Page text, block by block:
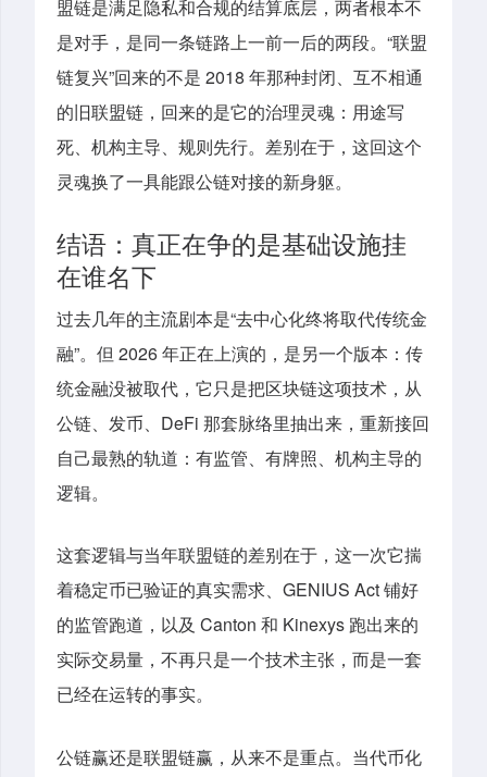
盟链是满足隐私和合规的结算底层，两者根本不
是对手，是同一条链路上一前一后的两段。“联盟
链复兴”回来的不是 2018 年那种封闭、互不相通
的旧联盟链，回来的是它的治理灵魂：用途写
死、机构主导、规则先行。差别在于，这回这个
灵魂换了一具能跟公链对接的新身躯。
结语：真正在争的是基础设施挂
在谁名下
过去几年的主流剧本是“去中心化终将取代传统金
融”。但 2026 年正在上演的，是另一个版本：传
统金融没被取代，它只是把区块链这项技术，从
公链、发币、DeFi 那套脉络里抽出来，重新接回
自己最熟的轨道：有监管、有牌照、机构主导的
逻辑。
这套逻辑与当年联盟链的差别在于，这一次它揣
着稳定币已验证的真实需求、GENIUS Act 铺好
的监管跑道，以及 Canton 和 Kinexys 跑出来的
实际交易量，不再只是一个技术主张，而是一套
已经在运转的事实。
公链赢还是联盟链赢，从来不是重点。当代币化